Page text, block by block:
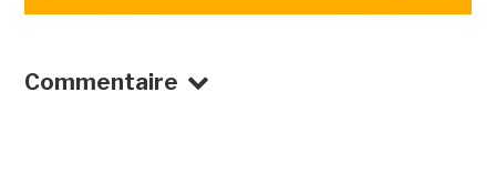
Commentaire